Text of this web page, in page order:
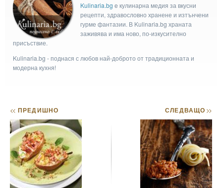
Kulinaria.bg e кулинарна медия за вкусни
рецепти, здравословно хранене и изтънчени
гурме фантазии. В Kulinaria.bg храната
заживява и има ново, по-изкусително
присъствие.
Kulinaria.bg - поднася с любов най-доброто от традиционната и
модерна кухня!
<< ПРЕДИШНО СЛЕДВАЩО>>